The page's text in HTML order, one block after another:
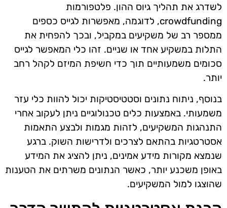
לשדרג את תהליך גיוס ההון. פלטפורמות
crowdfunding, לדוגמה, מאפשרות לגייס כספים
ממספר רב של משקיעים במקביל, ובכך להפחית את
התלות במשקיע אחד או שניים. זהו כלי המאפשר לגייס
סכומים משמעותיים תוך כדי חשיפת המיזם לקהל רחב
יותר.
בנוסף, ניתוח נתונים וסטטיסטיקות יכול להוות כלי עזר
משמעותי. באמצעות כלים טכנולוגיים ניתן לעקוב אחרי
התנהגות המשקיעים, לזהות מגמות ולבצע התאמות
אסטרטגיות בהתאם לצרכים ולדרישות השוק. ברגע
שנמצא מקורות מידע אמינים, ניתן להציג את המידע
באופן משכנע יותר, כאשר הנתונים משרתים את הטענות
שהוצגו למול המשקיעים.